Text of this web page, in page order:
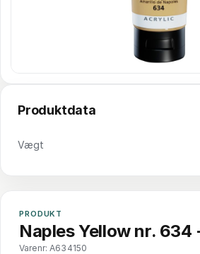
Produktdata
Vægt
PRODUKT
Naples Yellow nr. 634
Varenr: A634150